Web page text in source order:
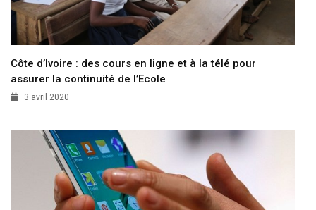
Côte d’Ivoire : des cours en ligne et à la télé pour
assurer la continuité de l’Ecole
3 avril 2020